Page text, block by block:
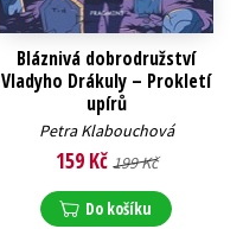
Bláznivá dobrodružství
Vladyho Drákuly – Prokletí
upírů
Petra Klabouchová
159 Kč 199 Kč
Do košíku